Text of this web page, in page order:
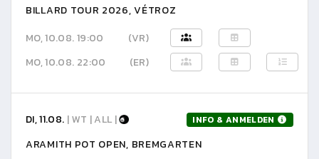
BILLARD TOUR 2026, VÉTROZ
MO, 10.08. 19:00
(VR)
MO, 10.08. 22:00
(ER)
DI, 11.08. | WT | ALL | INFO & ANMELDEN
ARAMITH POT OPEN, BREMGARTEN